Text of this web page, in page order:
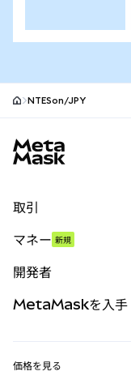
NTESon/JPY
取引
パーペチュアル
RWA
マネー 新規
開発者
MetaMaskを入手
価格を見る